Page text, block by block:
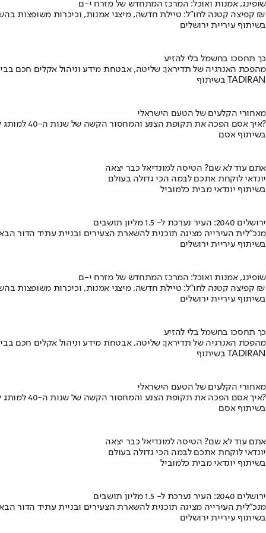
שופינג, אמנות ואוכל: המרכז המתחדש של מזרח י-ם
קפיצה קטנה לחו"ל: טיילת חדשה, מיצגי אמנות, וכיכרות משופצות בהשקעה של 100 מיליון ₪
בשיתוף עיריית ירושלים
כך תחסכו בחשמל בלי להזיע
מהפכת האנרגיה של תדיראן: שליטה, אבטחת מידע וניהול אקלים חכם
בשיתוף TADIRAN
מאחורי הקלעים של הטעם הישראלי
איך אסם הפכה את תקופת הצנע והמחסור הקשה של שנות ה-40 למותג לאומי?
בשיתוף אסם
אתם עוד לא שם? הטיסה למונדיאל כבר יצאה
יונדאי לוקחת אתכם לבמה הכי גדולה בעולם
בשיתוף יונדאי מבית כלמוביל
ירושלים 2040: העיר נערכת ל- 1.5 מליון תושבים
מנכ"לית העירייה מציגה תוכנית להשארת הצעירים ובניית עתיד הדור
בשיתוף עיריית ירושלים
שופינג, אמנות ואוכל: המרכז המתחדש של מזרח י-ם
קפיצה קטנה לחו"ל: טיילת חדשה, מיצגי אמנות, וכיכרות משופצות בהשקעה של 100 מיליון ₪
בשיתוף עיריית ירושלים
כך תחסכו בחשמל בלי להזיע
מהפכת האנרגיה של תדיראן: שליטה, אבטחת מידע וניהול אקלים חכם
בשיתוף TADIRAN
מאחורי הקלעים של הטעם הישראלי
איך אסם הפכה את תקופת הצנע והמחסור הקשה של שנות ה-40 למותג לאומי?
בשיתוף אסם
אתם עוד לא שם? הטיסה למונדיאל כבר יצאה
יונדאי לוקחת אתכם לבמה הכי גדולה בעולם
בשיתוף יונדאי מבית כלמוביל
ירושלים 2040: העיר נערכת ל- 1.5 מליון תושבים
מנכ"לית העירייה מציגה תוכנית להשארת הצעירים ובניית עתיד הדור
בשיתוף עיריית ירושלים